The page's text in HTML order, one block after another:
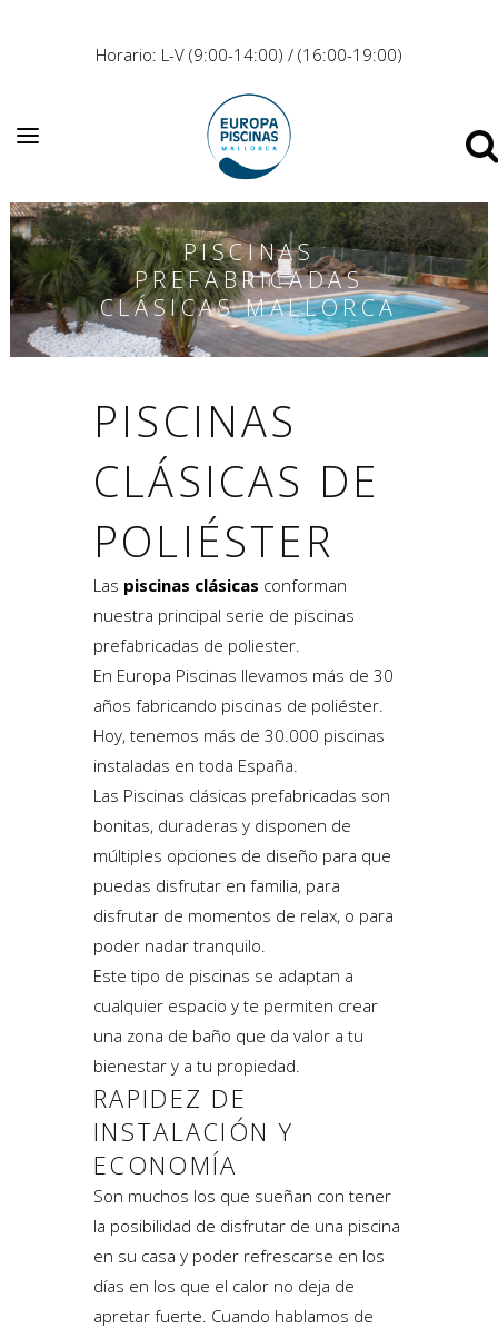
Horario: L-V (9:00-14:00) / (16:00-19:00)
PISCINAS
PREFABRICADAS
CLÁSICAS MALLORCA
PISCINAS
CLÁSICAS DE
POLIÉSTER
Las piscinas clásicas conforman
nuestra principal serie de piscinas
prefabricadas de poliester.
En Europa Piscinas llevamos más de 30
años fabricando piscinas de poliéster.
Hoy, tenemos más de 30.000 piscinas
instaladas en toda España.
Las Piscinas clásicas prefabricadas son
bonitas, duraderas y disponen de
múltiples opciones de diseño para que
puedas disfrutar en familia, para
disfrutar de momentos de relax, o para
poder nadar tranquilo.
Este tipo de piscinas se adaptan a
cualquier espacio y te permiten crear
una zona de baño que da valor a tu
bienestar y a tu propiedad.
RAPIDEZ DE
INSTALACIÓN Y
ECONOMÍA
Son muchos los que sueñan con tener
la posibilidad de disfrutar de una piscina
en su casa y poder refrescarse en los
días en los que el calor no deja de
apretar fuerte. Cuando hablamos de